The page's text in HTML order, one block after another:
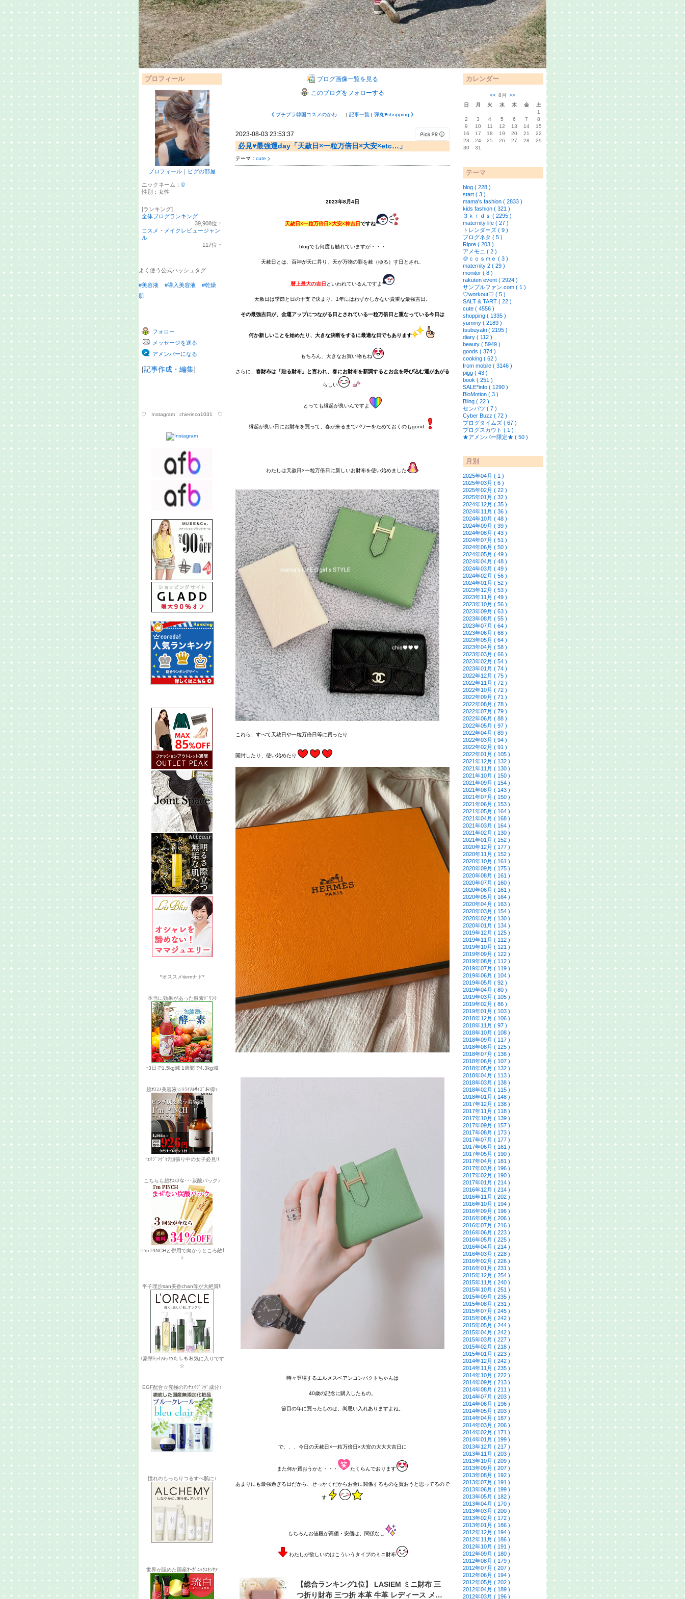
プロフィール
プロフィール ｜ ピグの部屋
ニックネーム： ©
性別： 女性
[ランキング]
全体ブログランキング
39,908位 ↑
コスメ・メイクレビュージャン
ル
117位 ↑
よく使う公式ハッシュタグ
#美容液 #導入美容液
#乾燥
肌
フォロー
メッセージを送る
アメンバーになる
[記事作成・編集]
♡ Instagram : chierinco1031 ♡
*オススメitemナド*
本当に効果があった酵素ﾄﾞﾘﾝｸ
↑3日で1.5kg減 1週間で4.3kg減
超ｵｽｽﾒ美容液☆ﾄﾗｲｱﾙｻｲｽﾞお得ｯ
↑ｴｲｼﾞﾝｸﾞｹｱ頑張り中の女子必見!!
こちらも超ｵｽｽﾒな･･･炭酸パック♪
↑I'm PINCHと併用で向かうところ敵ﾅ
ｼ
平子理沙san美香chan等が大絶賛!!
↑豪華ﾄﾗｲｱﾙ♪わたしもお気に入りです
☆
EGF配合☆究極のｱﾝﾁｴｲｼﾞﾝｸﾞ成分♪
憧れのもっちりつるすべ肌に♪
世界が認めた国産ｵｰｶﾞﾆｯｸｽｷﾝｹｱ
ブログ画像一覧を見る
このブログをフォローする
| 記事一覧 | 弾丸♥︎shopping
2023-08-03 23:53:37
必見♥︎最強運day「天赦日×一粒万倍日×大安×etc…」
テーマ： cute
2023年8月4日
天赦日×一粒万倍日×大安×神吉日ですね
blogでも何度も触れていますが・・・
天赦日とは、百神が天に昇り、天が万物の罪を赦（ゆる）す日とされ、
暦上最大の吉日 といわれているんですよ
天赦日は季節と日の干支で決まり、1年にはわずかしかない貴重な最強吉日。
その最強吉日が、金運アップにつながる日とされている一粒万倍日と重なっている今日は
何か新しいことを始めたり、大きな決断をするに最適な日でもあります
もちろん、大きなお買い物もね
さらに、 春財布は「貼る財布」と言われ、春にお財布を新調するとお金を呼び込む運があがる
らしい
とっても縁起が良いんですよ
縁起が良い日にお財布を買って、春が来るまでパワーをためておくのもgood
わたしは天赦日×一粒万倍日に新しいお財布を使い始めました
これら、すべて天赦日や一粒万倍日等に買ったり
開封したり、使い始めたり
時々登場するエルメスベアンコンパクトちゃんは
40歳の記念に購入したもの。
節目の年に買ったものは、尚思い入れありますよね。
で、、、今日の天赦日×一粒万倍日×大安の大大大吉日に
また何か買おうかと・・・ たくらんでおります
あまりにも最強過ぎる日だから、せっかくだからお金に関係するものを買おうと思ってるので
す
もちろんお値段が高価・安価は、関係なし
わたしが欲しいのはこういうタイプのミニ財布
【総合ランキング1位】 LASIEM ミニ財布 三
つ折り財布 三つ折 本革 牛革 レディース メン
カレンダー
<< 8月
>>
日
月 火 水 木 金
土
1
2
3 4 5 6 7
8
9
10 11 12 13 14
15
16
17 18 19 20 21
22
23
24 25 26 27 28
29
30
31
テーマ
blog ( 228 )
start ( 3 )
mama's fashion ( 2833 )
kids fashion ( 321 )
３ｋｉｄｓ ( 2295 )
maternity life ( 27 )
トレンダーズ ( 9 )
ブログネタ ( 5 )
Ripre ( 203 )
アメモニ ( 2 )
＠ｃｏｓｍｅ ( 3 )
maternity 2 ( 29 )
monitor ( 8 )
rakuten event ( 2924 )
サンプルファン.com ( 1 )
♡workout♡ ( 5 )
SALT & TART ( 22 )
cute ( 4556 )
shopping ( 1335 )
yummy ( 2189 )
tsubuyaki ( 2195 )
diary ( 112 )
beauty ( 5949 )
goods ( 374 )
cooking ( 62 )
from mobile ( 3146 )
pigg ( 43 )
book ( 251 )
SALE*info ( 1290 )
BloMotion ( 3 )
Bling ( 22 )
センバツ ( 7 )
Cyber Buzz ( 72 )
ブログタイムズ ( 67 )
ブログスカウト ( 1 )
★アメンバー限定★ ( 50 )
月別
2025年04月 ( 1 )
2025年03月 ( 6 )
2025年02月 ( 22 )
2025年01月 ( 32 )
2024年12月 ( 35 )
2024年11月 ( 36 )
2024年10月 ( 48 )
2024年09月 ( 39 )
2024年08月 ( 43 )
2024年07月 ( 51 )
2024年06月 ( 50 )
2024年05月 ( 49 )
2024年04月 ( 48 )
2024年03月 ( 49 )
2024年02月 ( 56 )
2024年01月 ( 52 )
2023年12月 ( 53 )
2023年11月 ( 49 )
2023年10月 ( 56 )
2023年09月 ( 63 )
2023年08月 ( 55 )
2023年07月 ( 64 )
2023年06月 ( 68 )
2023年05月 ( 64 )
2023年04月 ( 58 )
2023年03月 ( 66 )
2023年02月 ( 54 )
2023年01月 ( 74 )
2022年12月 ( 75 )
2022年11月 ( 72 )
2022年10月 ( 72 )
2022年09月 ( 71 )
2022年08月 ( 78 )
2022年07月 ( 79 )
2022年06月 ( 88 )
2022年05月 ( 97 )
2022年04月 ( 89 )
2022年03月 ( 94 )
2022年02月 ( 91 )
2022年01月 ( 105 )
2021年12月 ( 132 )
2021年11月 ( 130 )
2021年10月 ( 150 )
2021年09月 ( 154 )
2021年08月 ( 143 )
2021年07月 ( 150 )
2021年06月 ( 153 )
2021年05月 ( 164 )
2021年04月 ( 168 )
2021年03月 ( 164 )
2021年02月 ( 130 )
2021年01月 ( 152 )
2020年12月 ( 177 )
2020年11月 ( 152 )
2020年10月 ( 161 )
2020年09月 ( 175 )
2020年08月 ( 161 )
2020年07月 ( 160 )
2020年06月 ( 161 )
2020年05月 ( 164 )
2020年04月 ( 163 )
2020年03月 ( 154 )
2020年02月 ( 130 )
2020年01月 ( 134 )
2019年12月 ( 125 )
2019年11月 ( 112 )
2019年10月 ( 121 )
2019年09月 ( 122 )
2019年08月 ( 112 )
2019年07月 ( 119 )
2019年06月 ( 104 )
2019年05月 ( 92 )
2019年04月 ( 80 )
2019年03月 ( 105 )
2019年02月 ( 86 )
2019年01月 ( 103 )
2018年12月 ( 106 )
2018年11月 ( 97 )
2018年10月 ( 108 )
2018年09月 ( 117 )
2018年08月 ( 125 )
2018年07月 ( 136 )
2018年06月 ( 107 )
2018年05月 ( 132 )
2018年04月 ( 113 )
2018年03月 ( 138 )
2018年02月 ( 115 )
2018年01月 ( 148 )
2017年12月 ( 138 )
2017年11月 ( 118 )
2017年10月 ( 139 )
2017年09月 ( 157 )
2017年08月 ( 173 )
2017年07月 ( 177 )
2017年06月 ( 161 )
2017年05月 ( 190 )
2017年04月 ( 181 )
2017年03月 ( 196 )
2017年02月 ( 190 )
2017年01月 ( 214 )
2016年12月 ( 214 )
2016年11月 ( 202 )
2016年10月 ( 194 )
2016年09月 ( 196 )
2016年08月 ( 206 )
2016年07月 ( 216 )
2016年06月 ( 223 )
2016年05月 ( 225 )
2016年04月 ( 214 )
2016年03月 ( 228 )
2016年02月 ( 226 )
2016年01月 ( 231 )
2015年12月 ( 254 )
2015年11月 ( 240 )
2015年10月 ( 251 )
2015年09月 ( 235 )
2015年08月 ( 231 )
2015年07月 ( 245 )
2015年06月 ( 242 )
2015年05月 ( 244 )
2015年04月 ( 242 )
2015年03月 ( 227 )
2015年02月 ( 218 )
2015年01月 ( 223 )
2014年12月 ( 242 )
2014年11月 ( 235 )
2014年10月 ( 222 )
2014年09月 ( 213 )
2014年08月 ( 211 )
2014年07月 ( 203 )
2014年06月 ( 196 )
2014年05月 ( 203 )
2014年04月 ( 187 )
2014年03月 ( 206 )
2014年02月 ( 171 )
2014年01月 ( 199 )
2013年12月 ( 217 )
2013年11月 ( 203 )
2013年10月 ( 209 )
2013年09月 ( 207 )
2013年08月 ( 192 )
2013年07月 ( 191 )
2013年06月 ( 199 )
2013年05月 ( 182 )
2013年04月 ( 170 )
2013年03月 ( 200 )
2013年02月 ( 172 )
2013年01月 ( 186 )
2012年12月 ( 194 )
2012年11月 ( 186 )
2012年10月 ( 191 )
2012年09月 ( 180 )
2012年08月 ( 179 )
2012年07月 ( 207 )
2012年06月 ( 194 )
2012年05月 ( 202 )
2012年04月 ( 189 )
2012年03月 ( 196 )